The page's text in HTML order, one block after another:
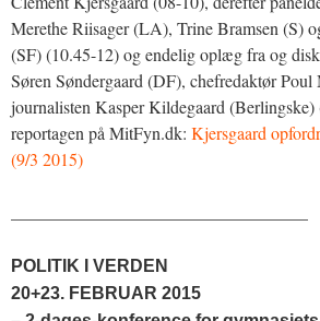
Merethe Riisager (LA), Trine Bramsen (S)
(SF) (10.45-12) og endelig oplæg fra og
Søren Søndergaard (DF), chefredaktør Poul
journalisten Kasper Kildegaard
reportagen på MitFyn.dk: Kjersgaard
(9/3 2015)
POLITIK I VERDEN
20+23. FEBRUAR 2015